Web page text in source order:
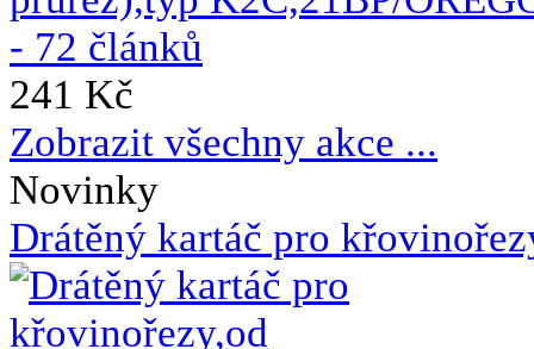
241 Kč
Zobrazit všechny akce ...
Novinky
Drátěný kartáč pro